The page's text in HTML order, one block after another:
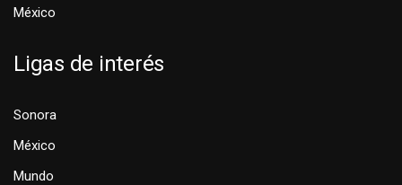
México
Ligas de interés
Sonora
México
Mundo